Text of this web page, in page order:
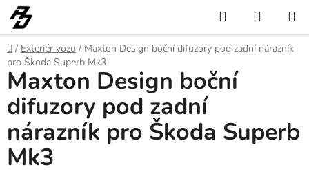
Přejít
na
obsah
Hledat
KOŠÍK
Domů
/ Exteriér vozu / Maxton Design boční difuzory pod zadní nárazník
pro Škoda Superb Mk3
Maxton Design boční
difuzory pod zadní
nárazník pro Škoda Superb
Mk3